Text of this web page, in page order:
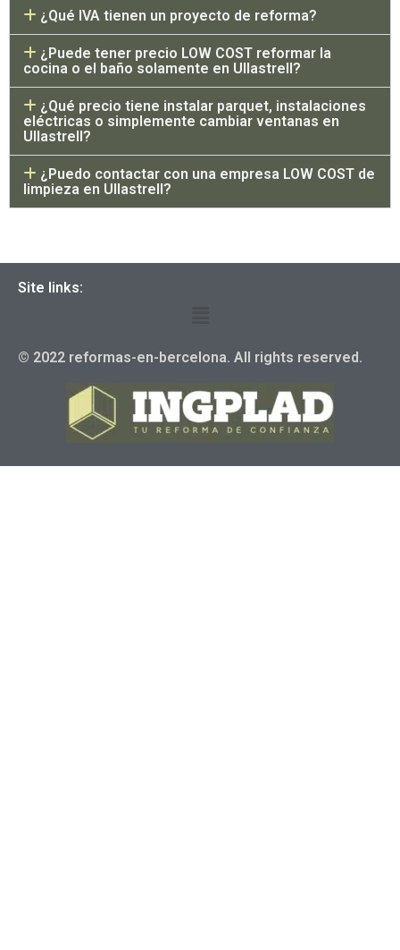
¿Qué IVA tienen un proyecto de reforma?
¿Puede tener precio LOW COST reformar la
cocina o el baño solamente en Ullastrell?
¿Qué precio tiene instalar parquet, instalaciones
eléctricas o simplemente cambiar ventanas en
Ullastrell?
¿Puedo contactar con una empresa LOW COST de
limpieza en Ullastrell?
Site links:
© 2022 reformas-en-bercelona. All rights reserved.